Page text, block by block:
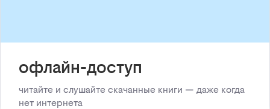
офлайн-доступ
читайте и слушайте скачанные книги — даже когда
нет интернета